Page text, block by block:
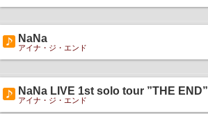
NaNa
アイナ・ジ・エンド
NaNa LIVE 1st solo tour ”THE END”
アイナ・ジ・エンド